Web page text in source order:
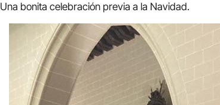
Una bonita celebración previa a la Navidad.